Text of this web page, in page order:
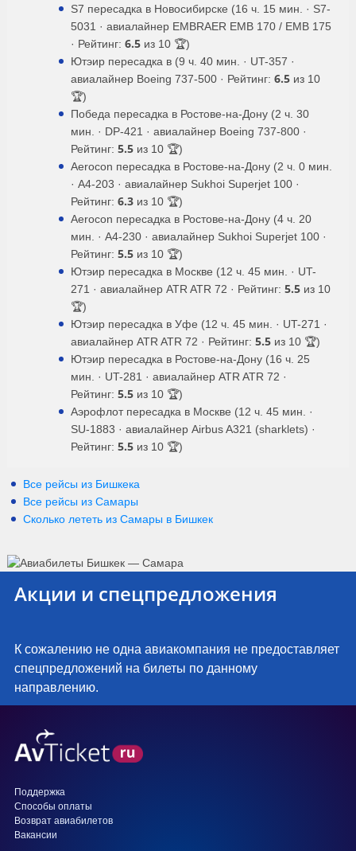
S7 пересадка в Новосибирске (16 ч. 15 мин. · S7-
5031 · авиалайнер EMBRAER EMB 170 / EMB 175
· Рейтинг: 6.5 из 10 🏆)
Ютэир пересадка в (9 ч. 40 мин. · UT-357 ·
авиалайнер Boeing 737-500 · Рейтинг: 6.5 из 10
🏆)
Победа пересадка в Ростове-на-Дону (2 ч. 30
мин. · DP-421 · авиалайнер Boeing 737-800 ·
Рейтинг: 5.5 из 10 🏆)
Aerocon пересадка в Ростове-на-Дону (2 ч. 0 мин.
· A4-203 · авиалайнер Sukhoi Superjet 100 ·
Рейтинг: 6.3 из 10 🏆)
Aerocon пересадка в Ростове-на-Дону (4 ч. 20
мин. · A4-230 · авиалайнер Sukhoi Superjet 100 ·
Рейтинг: 5.5 из 10 🏆)
Ютэир пересадка в Москве (12 ч. 45 мин. · UT-
271 · авиалайнер ATR ATR 72 · Рейтинг: 5.5 из 10
🏆)
Ютэир пересадка в Уфе (12 ч. 45 мин. · UT-271 ·
авиалайнер ATR ATR 72 · Рейтинг: 5.5 из 10 🏆)
Ютэир пересадка в Ростове-на-Дону (16 ч. 25
мин. · UT-281 · авиалайнер ATR ATR 72 ·
Рейтинг: 5.5 из 10 🏆)
Аэрофлот пересадка в Москве (12 ч. 45 мин. ·
SU-1883 · авиалайнер Airbus A321 (sharklets) ·
Рейтинг: 5.5 из 10 🏆)
Все рейсы из Бишкека
Все рейсы из Самары
Сколько лететь из Самары в Бишкек
Акции и спецпредложения
К сожалению не одна авиакомпания не предоставляет
спецпредложений на билеты по данному
направлению.
Поддержка
Способы оплаты
Возврат авиабилетов
Вакансии